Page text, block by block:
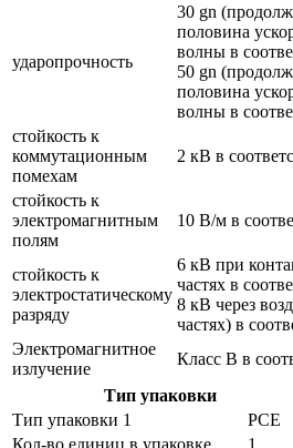
ударопрочность
30 gn
половина
волны в
50 gn
половина
волны в
стойкость к
коммутационным
помехам
2 кВ в
стойкость к
электромагнитным
полям
10 В/м в
стойкость к
электростатическому
разряду
6 кВ при
частях в
8 кВ через
частях) в
Электромагнитное
излучение
Класс B в
Тип упаковки
Тип упаковки 1
PCE
Кол-во единиц в упаковке
1